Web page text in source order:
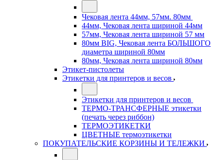
Чековая лента 44мм, 57мм. 80мм
44мм, Чековая лента шириной 44мм
57мм, Чековая лента шириной 57 мм
80мм BIG, Чековая лента БОЛЬШОГО
диаметра шириной 80мм
80мм, Чековая лента шириной 80мм
Этикет-пистолеты
Этикетки для принтеров и весов
Этикетки для принтеров и весов
ТЕРМО-ТРАНСФЕРНЫЕ этикетки
(печать через риббон)
ТЕРМОЭТИКЕТКИ
ЦВЕТНЫЕ термоэтикетки
ПОКУПАТЕЛЬСКИЕ КОРЗИНЫ И ТЕЛЕЖКИ